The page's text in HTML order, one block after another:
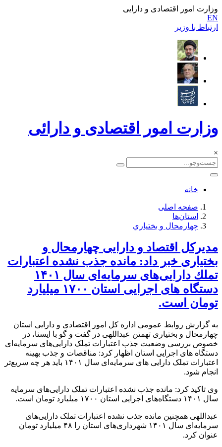
وزارت امور اقتصادی و دارایی
EN
ارتباط با وزیر
وزارت امور اقتصادی و دارائی
×
خانه
صفحه اصلی
استان‌ها
چهارمحال و بختياري
مدیركل اقتصاد و دارایی چهارمحال و
بختیاری خبر داد: مانده جذب نشده اعتبارات
تملك دارایی‌های سرمایه‌ای سال ۱۴۰۱
دستگاه های اجرایی استان ۱۷۰۰ میلیارد
تومان است.
به گزارش روابط عمومی اداره کل امور اقتصادی و دارایی استان
چهارمحال و بختیاری تهمتن عبداللهی در گفت و گو با ایسنا، در
خصوص بررسی وضعیت جذب اعتبارات تملک دارایی‌های سرمایه‌ای
دستگاه های اجرایی استان اظهار کرد: مناقصات و جذب بهینه
اعتبارات تملک دارایی های سرمایه‌ای سال ۱۴۰۱ باید هر چه سریع‌تر
انجام شود.
وی تاکید کرد: مانده جذب نشده اعتبارات تملک دارایی‌های سرمایه
سال ۱۴۰۱ دستگاه‌های اجرایی استان ۱۷۰۰ میلیارد تومان است.
عبداللهی همچنین مانده جذب نشده اعتبارات تملک دارایی‌های
سرمایه‌ای سال ۱۴۰۱ شهرداری‌های استان را ۴۸ میلیارد تومان
عنوان کرد.